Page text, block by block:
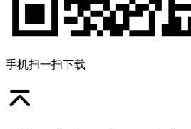
手机扫一扫下载